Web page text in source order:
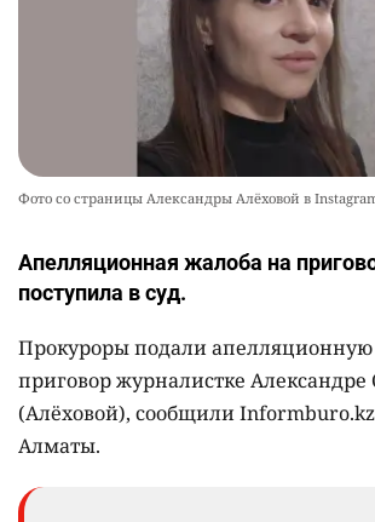
Фото со страницы Александры Алёховой в
Апелляционная жалоба на
поступила в суд.
Прокуроры подали
приговор журналистке Александре
(Алёховой), сообщили Informburo.kz
Алматы.